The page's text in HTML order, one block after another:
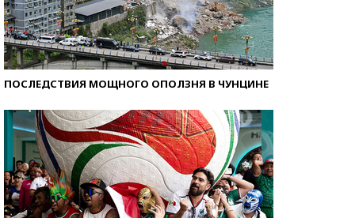
ПОСЛЕДСТВИЯ МОЩНОГО ОПОЛЗНЯ В ЧУНЦИНЕ